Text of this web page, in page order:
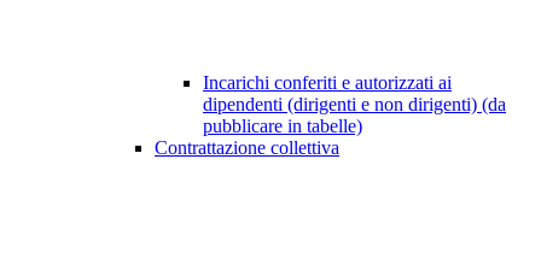
Incarichi conferiti e autorizzati ai
dipendenti (dirigenti e non dirigenti) (da
pubblicare in tabelle)
Contrattazione collettiva